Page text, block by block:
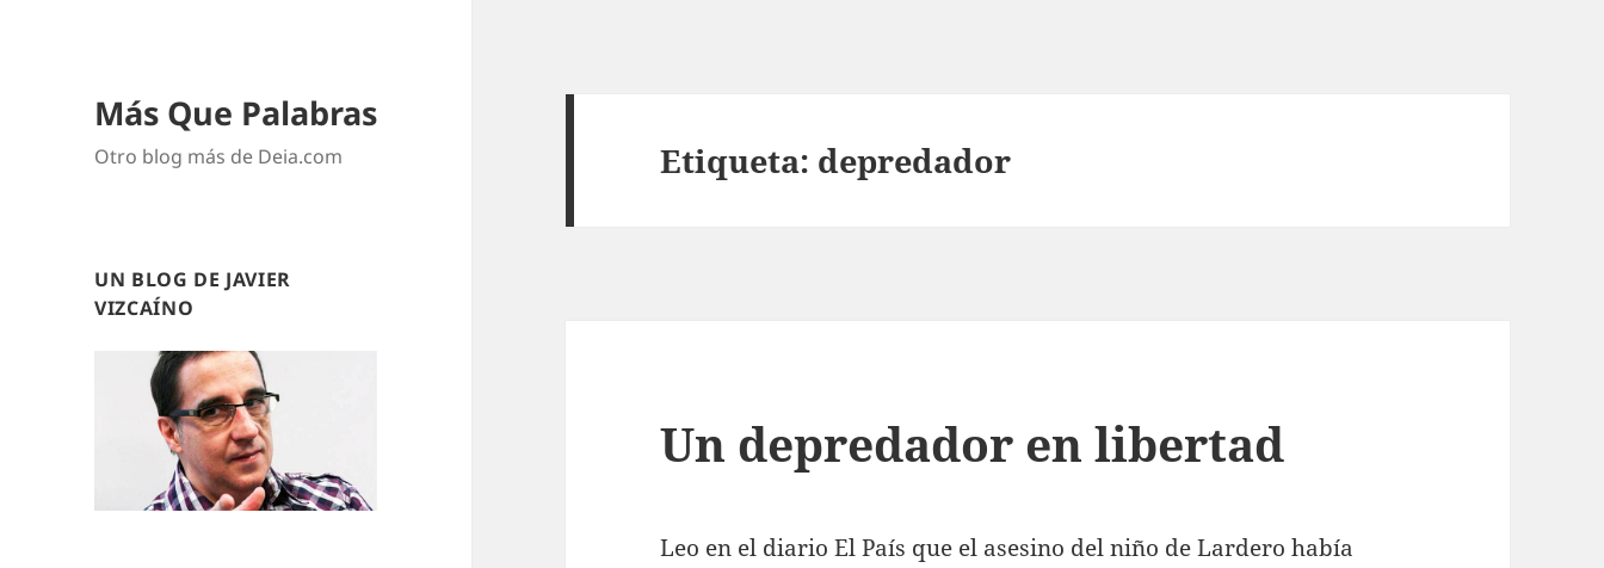
Más Que Palabras
Otro blog más de Deia.com
UN BLOG DE JAVIER
VIZCAÍNO
Etiqueta: depredador
Un depredador en libertad
Leo en el diario El País que el asesino del niño de Lardero había